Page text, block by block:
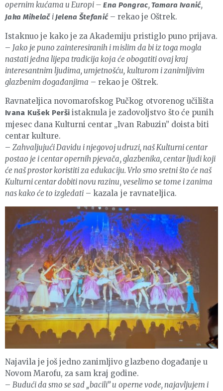
opernim kućama u Europi –Ena Pongrac, Tamara Ivanić,
Jaka MihelačiJelena Štefanić – rekao je Oštrek.
Istaknuo je kako je za Akademiju pristiglo puno prijava.
– Jako je puno zainteresiranih i mislim da bi iz toga mogla
nastati jedna lijepa tradicija koja će obogatiti ovaj kraj
interesantnim ljudima, umjetnošću, kulturom i zanimljivim
glazbenim događanjima – rekao je Oštrek.
Ravnateljica novomarofskog Pučkog otvorenog učilišta
Ivana Kušek Perši istaknula je zadovoljstvo što će punih
mjesec dana Kulturni centar „Ivan Rabuzin” doista biti
centar kulture.
–Zahvaljujući Davidu i njegovoj udruzi, naš Kulturni centar
postao je i centar opernih pjevača, glazbenika, centar ljudi koji
će naš prostor koristiti za edukaciju. Vrlo smo sretni što će naš
Kulturni centar dobiti novu razinu, veselimo se tome i zanima
nas kako će to izgledati – kazala je ravnateljica.
Najavila je još jedno zanimljivo glazbeno događanje u
Novom Marofu, za sam kraj godine.
–Budući da smo se sad „bacili” u operne vode, najavljujem i